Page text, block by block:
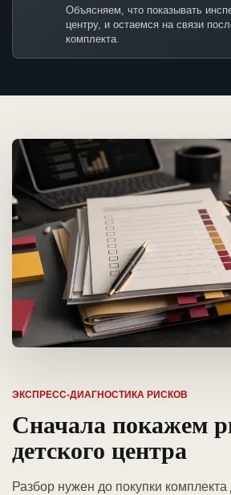
Объясняем, что показывать
центру, и остаемся на связи
комплекта.
ЭКСПРЕСС-ДИАГНОСТИКА РИСКОВ
Сначала покажем
детского центра
Разбор нужен до покупки